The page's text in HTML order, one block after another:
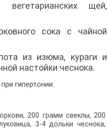
щей,
сока с чайной
из изюма, кураги и
настойки чеснока.
гипертонии:
200 грамм свеклы, 200
3-4 дольки чеснока,